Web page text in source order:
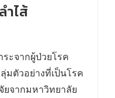
ำไส้
ะจากผู้ป่วยโรค
มตัวอย่างที่เป็นโรค
ยจากมหาวิทยาลัย